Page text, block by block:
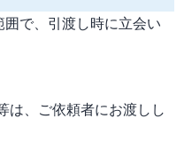
で、引渡し時に立会い
は、ご依頼者にお渡しし